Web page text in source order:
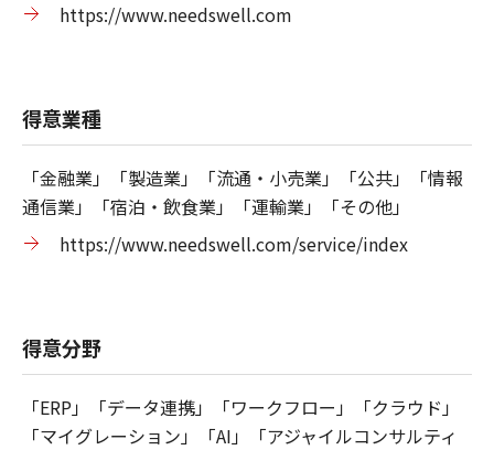
https://www.needswell.com
得意業種
「金融業」「製造業」「流通・小売業」「公共」「情報
通信業」「宿泊・飲食業」「運輸業」「その他」
https://www.needswell.com/service/index
得意分野
「ERP」「データ連携」「ワークフロー」「クラウド」
「マイグレーション」「AI」「アジャイルコンサルティ